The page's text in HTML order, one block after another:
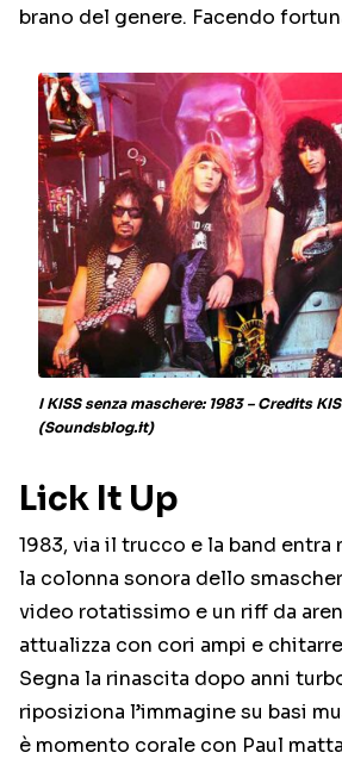
brano del genere. Facendo
I KISS senza maschere: 1983 – Credits
(Soundsblog.it)
Lick It Up
1983, via il trucco e la band entra
la colonna sonora dello
video rotatissimo e un riff da
attualizza con cori ampi e
Segna la rinascita dopo anni
riposiziona l’immagine su basi
è momento corale con Paul